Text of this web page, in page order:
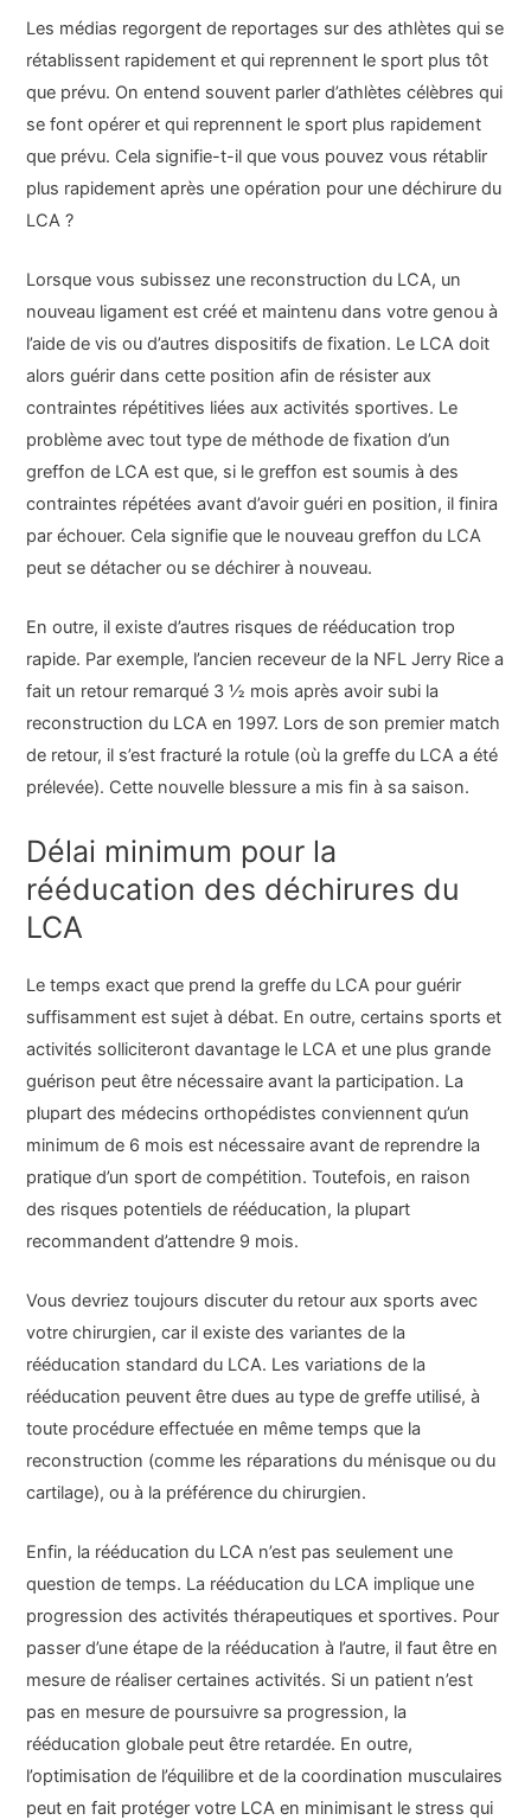
Les médias regorgent de reportages sur des athlètes qui se
rétablissent rapidement et qui reprennent le sport plus tôt
que prévu. On entend souvent parler d’athlètes célèbres qui
se font opérer et qui reprennent le sport plus rapidement
que prévu. Cela signifie-t-il que vous pouvez vous rétablir
plus rapidement après une opération pour une déchirure du
LCA ?
Lorsque vous subissez une reconstruction du LCA, un
nouveau ligament est créé et maintenu dans votre genou à
l’aide de vis ou d’autres dispositifs de fixation. Le LCA doit
alors guérir dans cette position afin de résister aux
contraintes répétitives liées aux activités sportives. Le
problème avec tout type de méthode de fixation d’un
greffon de LCA est que, si le greffon est soumis à des
contraintes répétées avant d’avoir guéri en position, il finira
par échouer. Cela signifie que le nouveau greffon du LCA
peut se détacher ou se déchirer à nouveau.
En outre, il existe d’autres risques de rééducation trop
rapide. Par exemple, l’ancien receveur de la NFL Jerry Rice a
fait un retour remarqué 3 ½ mois après avoir subi la
reconstruction du LCA en 1997. Lors de son premier match
de retour, il s’est fracturé la rotule (où la greffe du LCA a été
prélevée). Cette nouvelle blessure a mis fin à sa saison.
Délai minimum pour la
rééducation des déchirures du
LCA
Le temps exact que prend la greffe du LCA pour guérir
suffisamment est sujet à débat. En outre, certains sports et
activités solliciteront davantage le LCA et une plus grande
guérison peut être nécessaire avant la participation. La
plupart des médecins orthopédistes conviennent qu’un
minimum de 6 mois est nécessaire avant de reprendre la
pratique d’un sport de compétition. Toutefois, en raison
des risques potentiels de rééducation, la plupart
recommandent d’attendre 9 mois.
Vous devriez toujours discuter du retour aux sports avec
votre chirurgien, car il existe des variantes de la
rééducation standard du LCA. Les variations de la
rééducation peuvent être dues au type de greffe utilisé, à
toute procédure effectuée en même temps que la
reconstruction (comme les réparations du ménisque ou du
cartilage), ou à la préférence du chirurgien.
Enfin, la rééducation du LCA n’est pas seulement une
question de temps. La rééducation du LCA implique une
progression des activités thérapeutiques et sportives. Pour
passer d’une étape de la rééducation à l’autre, il faut être en
mesure de réaliser certaines activités. Si un patient n’est
pas en mesure de poursuivre sa progression, la
rééducation globale peut être retardée. En outre,
l’optimisation de l’équilibre et de la coordination musculaires
peut en fait protéger votre LCA en minimisant le stress qui